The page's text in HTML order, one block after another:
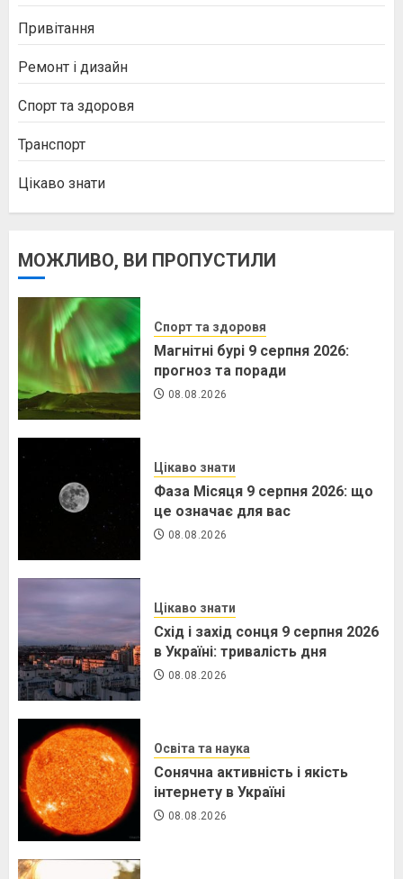
Привітання
Ремонт і дизайн
Спорт та здоровя
Транспорт
Цікаво знати
МОЖЛИВО, ВИ ПРОПУСТИЛИ
Спорт та здоровя
Магнітні бурі 9 серпня 2026:
прогноз та поради
08.08.2026
Цікаво знати
Фаза Місяця 9 серпня 2026: що
це означає для вас
08.08.2026
Цікаво знати
Схід і захід сонця 9 серпня 2026
в Україні: тривалість дня
08.08.2026
Освіта та наука
Сонячна активність і якість
інтернету в Україні
08.08.2026